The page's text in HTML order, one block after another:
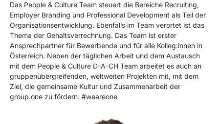
Das People & Culture Team steuert die Bereiche Recruiting,
Employer Branding und Professional Development als Teil der
Organisationsentwicklung. Ebenfalls im Team verortet ist das
Thema der Gehaltsverrechnung. Das Team ist erster
Ansprechpartner für Bewerbende und für alle Kolleg:innen in
Österreich. Neben der täglichen Arbeit und dem Austausch
mit dem People & Culture D-A-CH Team arbeitet es auch an
gruppenübergreifenden, weltweiten Projekten mit, mit dem
Ziel, die gemeinsame Kultur und Zusammenarbeit der
group.one zu fördern. #weareone